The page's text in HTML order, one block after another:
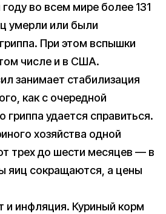
во всем мире более 131
умерли или были
При этом вспышки
числе и в США.
занимает стабилизация
как с очередной
гриппа удается справиться.
хозяйства одной
трех до шести месяцев — в
яиц сокращаются, а цены
и инфляция. Куриный корм